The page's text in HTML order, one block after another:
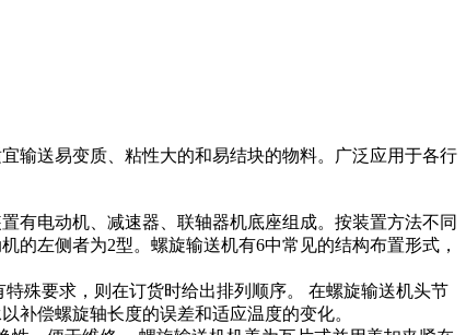
输送易变质、粘性大的和易结块的物料。广泛应用于各行
有电动机、减速器、联轴器机底座组成。按装置方法不同
的左侧者为2型。螺旋输送机有6中常见的结构布置形式，
殊要求，则在订货时给出排列顺序。 在螺旋输送机头节
补偿螺旋轴长度的误差和适应温度的变化。